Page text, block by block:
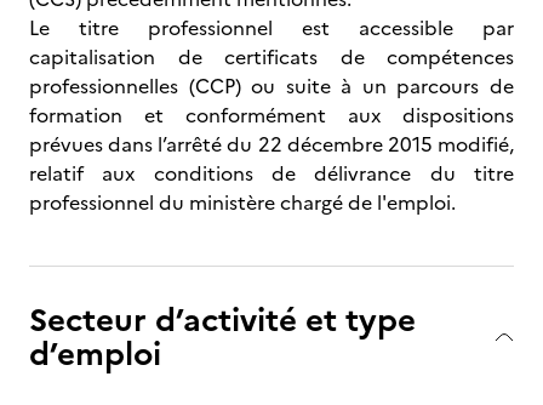
Le titre professionnel est accessible par
capitalisation de certificats de compétences
professionnelles (CCP) ou suite à un parcours de
formation et conformément aux dispositions
prévues dans l’arrêté du 22 décembre 2015 modifié,
relatif aux conditions de délivrance du titre
professionnel du ministère chargé de l'emploi.
Secteur d’activité et type
d’emploi